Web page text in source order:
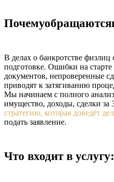
Почемуобращаются
В делах о банкротстве физлиц
подготовке. Ошибки на
документов, непроверенные
приводят к затягиванию
Мы начинаем с полного
имущество, доходы, сделки за
стратегию, которая доведёт
подать заявление.
Что входит в